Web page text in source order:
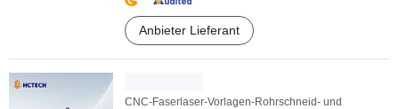
Anbieter Lieferant
CNC-Faserlaser-Vorlagen-Rohrschneid- und